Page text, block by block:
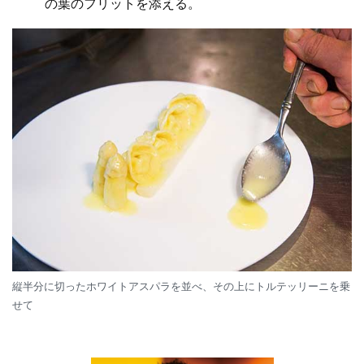
の葉のフリットを添える。
縦半分に切ったホワイトアスパラを並べ、その上にトルテッリーニを乗
せて